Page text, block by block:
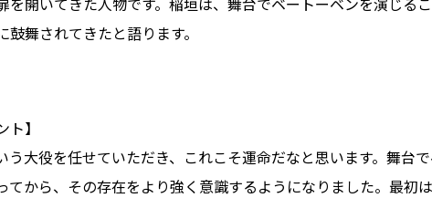
舞されてきたと語ります。
ト】
う大役を任せていただき、これこそ運命だなと思います。舞台
てから、その存在をより強く意識するようになりました。最初